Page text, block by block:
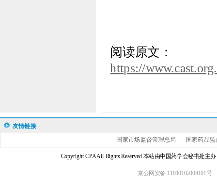
阅读原文：
https://
友情链接
国家市场监督管理总局 国家药品
Copyright CPA All Rights Reserved 本站由中国药学会秘书处主
京公网安备 11010102004101号